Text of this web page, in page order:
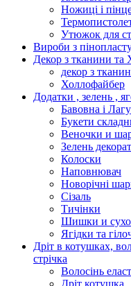
Ножиці і
Утюжок для
Вироби з
Декор з тканини та
декор з
Холлофайбер
Додатки , зелень ,
Бавовна і
Букети
Веночки и
Зелень
Колоски
Наповнювач
Новорічні
Сізаль
Тичінки
Шишки и
Ягідки та
Дріт в котушках,
стрічка
Волосінь
Дріт котушка